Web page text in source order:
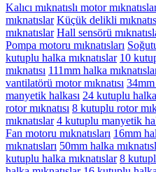
Kalıcı mıknatıslı motor
mıknatıslar Küçük delikli
mıknatıslar Hall sensörü
Pompa motoru mıknatısları
kutuplu halka mıknatıslar 10
mıknatısı 111mm halka
vantilatörü motor mıknatısı 34mm
manyetik halkası 24 kutuplu
rotor mıknatısı 8 kutuplu rotor
mıknatıslar 4 kutuplu manyetik
Fan motoru mıknatısları 16mm
mıknatısları 50mm halka
kutuplu halka mıknatıslar 8